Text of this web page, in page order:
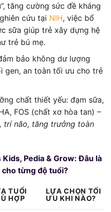
tăng cường sức đề kháng
cứu tại NIH, việc bổ
sữa giúp trẻ xây dựng hệ
trẻ bú mẹ.
bảo không dư lượng
gen, an toàn tối ưu cho trẻ
chất thiết yếu: đạm sữa,
FOS (chất xơ hòa tan) –
trí não, tăng trưởng toàn
Kids, Pedia & Grow: Đâu là
cho từng độ tuổi?
TUỔI
HỢP
LỰA CHỌN TỐI
ƯU KHI NÀO?